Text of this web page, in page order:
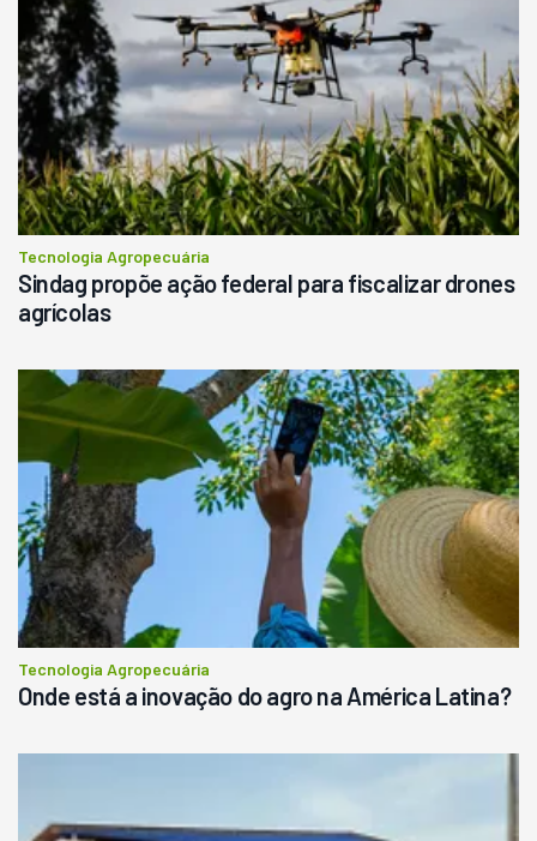
Tecnologia Agropecuária
Sindag propõe ação federal para fiscalizar drones
agrícolas
Tecnologia Agropecuária
Onde está a inovação do agro na América Latina?